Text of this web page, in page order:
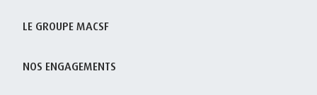
LE GROUPE MACSF
NOS ENGAGEMENTS